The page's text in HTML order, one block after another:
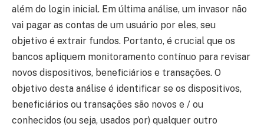
além do login inicial. Em última análise, um invasor não
vai pagar as contas de um usuário por eles, seu
objetivo é extrair fundos. Portanto, é crucial que os
bancos apliquem monitoramento contínuo para revisar
novos dispositivos, beneficiários e transações. O
objetivo desta análise é identificar se os dispositivos,
beneficiários ou transações são novos e / ou
conhecidos (ou seja, usados ​​por) qualquer outro